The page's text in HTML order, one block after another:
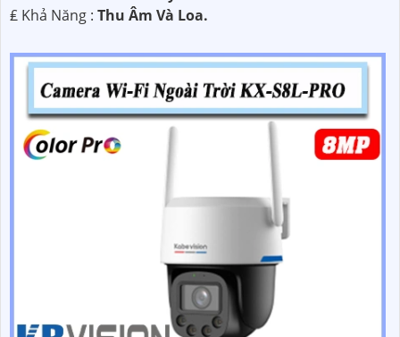
️₤ Khả Năng : Thu Âm Và Loa.